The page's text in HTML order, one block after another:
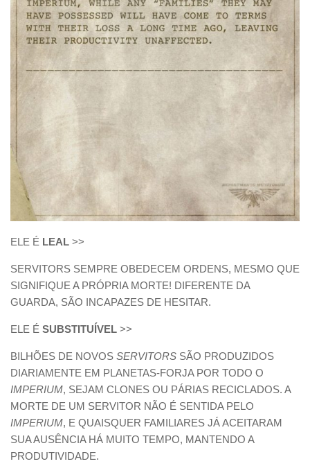
ELE É LEAL >>
SERVITORS SEMPRE OBEDECEM ORDENS, MESMO QUE
SIGNIFIQUE A PRÓPRIA MORTE! DIFERENTE DA
GUARDA, SÃO INCAPAZES DE HESITAR.
ELE É SUBSTITUÍVEL >>
BILHÕES DE NOVOS SERVITORS SÃO PRODUZIDOS
DIARIAMENTE EM PLANETAS-FORJA POR TODO O
IMPERIUM, SEJAM CLONES OU PÁRIAS RECICLADOS. A
MORTE DE UM SERVITOR NÃO É SENTIDA PELO
IMPERIUM, E QUAISQUER FAMILIARES JÁ ACEITARAM
SUA AUSÊNCIA HÁ MUITO TEMPO, MANTENDO A
PRODUTIVIDADE.